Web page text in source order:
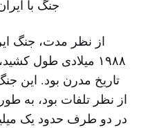
جنگ با
۱۹۸۸ میلادی طول
تاریخ مدرن بود. این
از نظر تلفات بود، به
در دو طرف حدود یک